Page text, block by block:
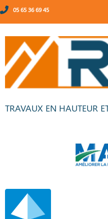
05 65 36 69 45
TRAVAUX EN HAUTEUR